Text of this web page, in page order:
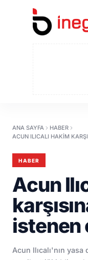
ANA SAYFA
HABER
ACUN ILICALI HAKIM
HABER
Acun
istenen
Acun Ilıcalı'nın yasa